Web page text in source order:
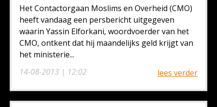
14-08-2013 | 12:02
Het Contactorgaan Moslims en Overheid (CMO)
heeft vandaag een persbericht uitgegeven
waarin Yassin Elforkani, woordvoerder van het
CMO, ontkent dat hij maandelijks geld krijgt van
het ministerie...
lees verder